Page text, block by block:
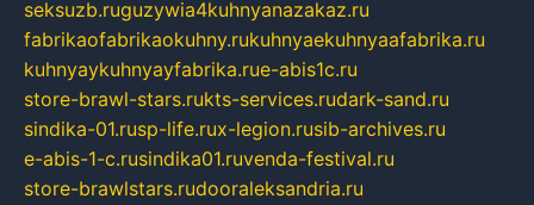
seksuzb.ruguzywia4kuhnyanazakaz.ru
fabrikaofabrikaokuhny.rukuhnyaekuhnyaafabrika.ru
kuhnyaykuhnyayfabrika.rue-abis1c.ru
store-brawl-stars.rukts-services.rudark-sand.ru
sindika-01.rusp-life.rux-legion.rusib-archives.ru
e-abis-1-c.rusindika01.ruvenda-festival.ru
store-brawlstars.rudooraleksandria.ru